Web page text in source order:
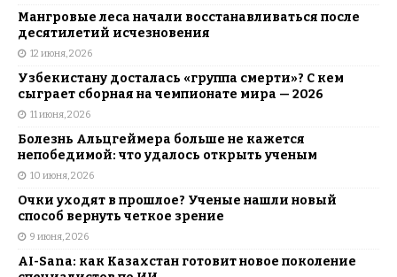
Мангровые леса начали восстанавливаться после
десятилетий исчезновения
12 июня, 2026
Узбекистану досталась «группа смерти»? С кем
сыграет сборная на чемпионате мира — 2026
11 июня, 2026
Болезнь Альцгеймера больше не кажется
непобедимой: что удалось открыть ученым
10 июня, 2026
Очки уходят в прошлое? Ученые нашли новый
способ вернуть четкое зрение
9 июня, 2026
AI-Sana: как Казахстан готовит новое поколение